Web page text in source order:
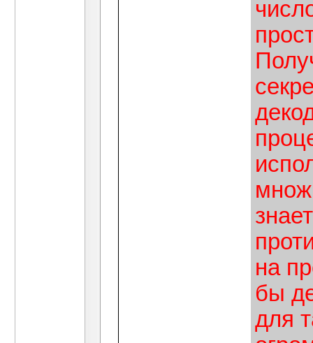
на
бы
для